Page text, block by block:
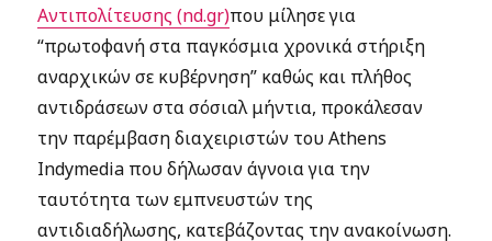
Aντιπολίτευσης (nd.gr)που μίλησε για
“πρωτοφανή στα παγκόσμια χρονικά στήριξη
αναρχικών σε κυβέρνηση” καθώς και πλήθος
αντιδράσεων στα σόσιαλ μήντια, προκάλεσαν
την παρέμβαση διαχειριστών του Athens
Indymedia που δήλωσαν άγνοια για την
ταυτότητα των εμπνευστών της
αντιδιαδήλωσης, κατεβάζοντας την ανακοίνωση.